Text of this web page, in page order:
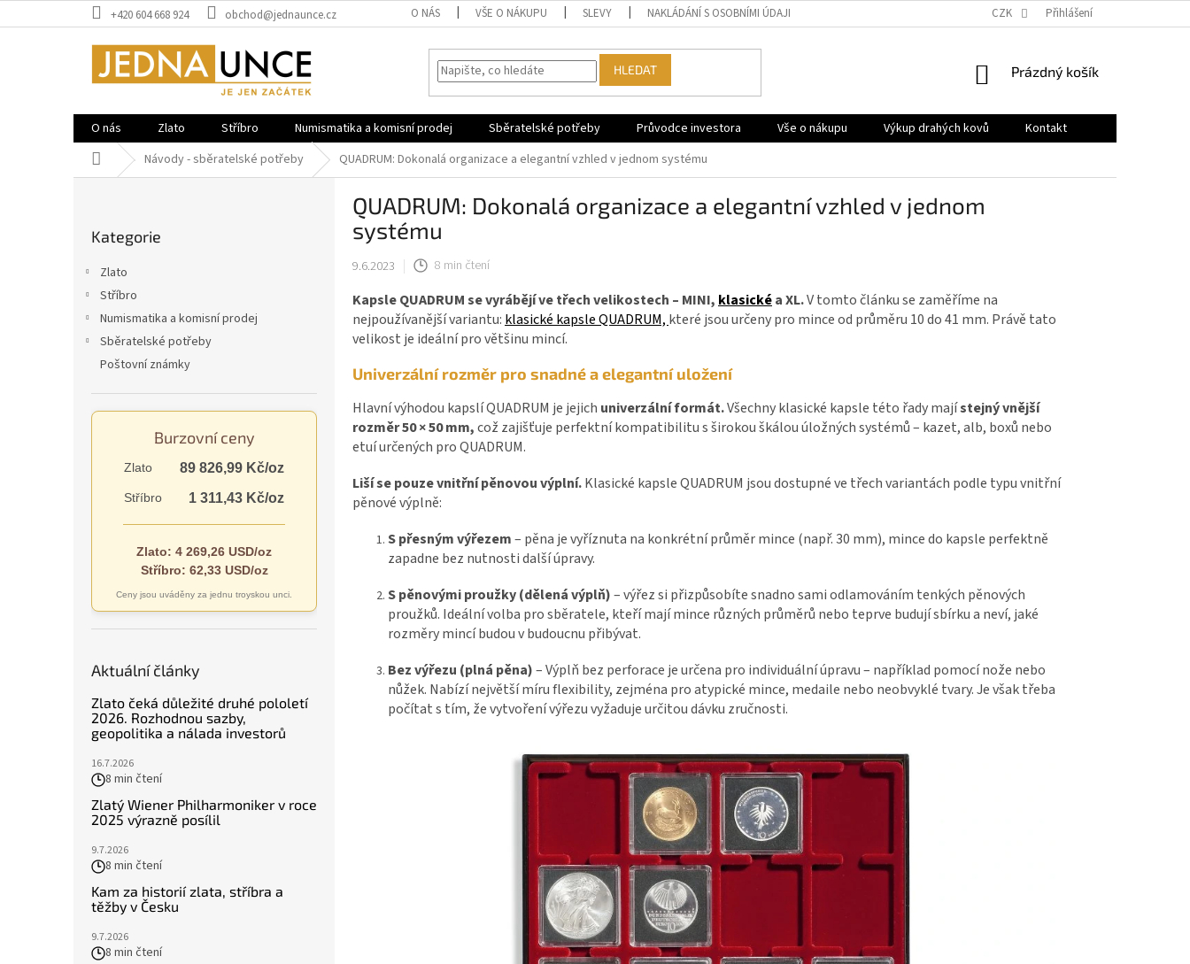
na
+420 604 668 924 obchod@jednaunce.cz O NÁS VŠE O NÁKUPU SLEVY NAKLÁDÁNÍ S OSOBNÍMI ÚDAJI PRODÁVANÉ ZNAČKY
CZK Přihlášení
HLEDAT
NÁKUPNÍ
Prázdný košík
O nás Zlato Stříbro Numismatika a komisní prodej Sběratelské potřeby Průvodce investora Vše o nákupu Výkup drahých kovů
Kontakt
Domů Návody - sběratelské potřeby QUADRUM: Dokonalá organizace a elegantní vzhled v jednom systému
kategorie
Kategorie
Zlato
Stříbro
Numismatika a komisní prodej
Sběratelské potřeby
Poštovní známky
Burzovní ceny
Zlato 89 826,99 Kč/oz
Stříbro 1 311,43 Kč/oz
Zlato: 4 269,26 USD/oz
Stříbro: 62,33 USD/oz
Ceny jsou uváděny za jednu troyskou unci.
Aktuální články
Zlato čeká důležité druhé pololetí
2026. Rozhodnou sazby,
geopolitika a nálada investorů
16.7.2026
8 min čtení
Zlatý Wiener Philharmoniker v roce
2025 výrazně posílil
9.7.2026
8 min čtení
Kam za historií zlata, stříbra a
těžby v Česku
9.7.2026
8 min čtení
QUADRUM: Dokonalá organizace a elegantní vzhled v jednom
systému
9.6.2023 8 min čtení
Kapsle QUADRUM se vyrábějí ve třech velikostech – MINI, klasickéa XL.V tomto článku se zaměříme na
nejpoužívanější variantu: klasické kapsle QUADRUM, které jsou určeny pro mince od průměru 10 do 41 mm. Právě tato
velikost je ideální pro většinu mincí.
Univerzální rozměr pro snadné a elegantní uložení
Hlavní výhodou kapslí QUADRUM je jejich univerzální formát.Všechny klasické kapsle této řady majístejný vnější
rozměr 50 × 50 mm,což zajišťuje perfektní kompatibilitu s širokou škálou úložných systémů – kazet, alb, boxů nebo
etuí určených pro QUADRUM.
Liší se pouze vnitřní pěnovou výplní.Klasické kapsle QUADRUM jsou dostupné ve třech variantách podle typu vnitřní
pěnové výplně:
S přesným výřezem– pěna je vyříznuta na konkrétní průměr mince (např. 30 mm), mince do kapsle perfektně
zapadne bez nutnosti další úpravy.
S pěnovými proužky (dělená výplň)– výřez si přizpůsobíte snadno sami odlamováním tenkých pěnových
proužků. Ideální volba pro sběratele, kteří mají mince různých průměrů nebo teprve budují sbírku a neví, jaké
rozměry mincí budou v budoucnu přibývat.
Bez výřezu (plná pěna)– Výplň bez perforace je určena pro individuální úpravu – například pomocí nože nebo
nůžek. Nabízí největší míru flexibility, zejména pro atypické mince, medaile nebo neobvyklé tvary. Je však třeba
počítat s tím, že vytvoření výřezu vyžaduje určitou dávku zručnosti.